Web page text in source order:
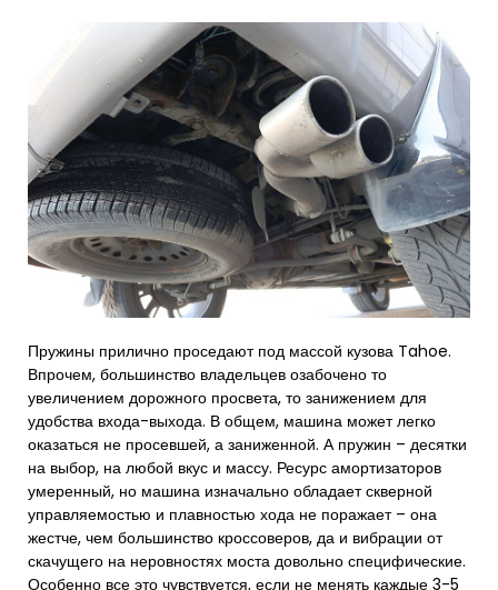
Пружины прилично проседают под массой кузова Tahoe.
Впрочем, большинство владельцев озабочено то
увеличением дорожного просвета, то занижением для
удобства входа-выхода. В общем, машина может легко
оказаться не просевшей, а заниженной. А пружин – десятки
на выбор, на любой вкус и массу. Ресурс амортизаторов
умеренный, но машина изначально обладает скверной
управляемостью и плавностью хода не поражает – она
жестче, чем большинство кроссоверов, да и вибрации от
скачущего на неровностях моста довольно специфические.
Особенно все это чувствуется, если не менять каждые 3-5